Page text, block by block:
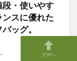
段・使いやす
ンスに優れた
ッグ。
Drybag UL
TOPへ